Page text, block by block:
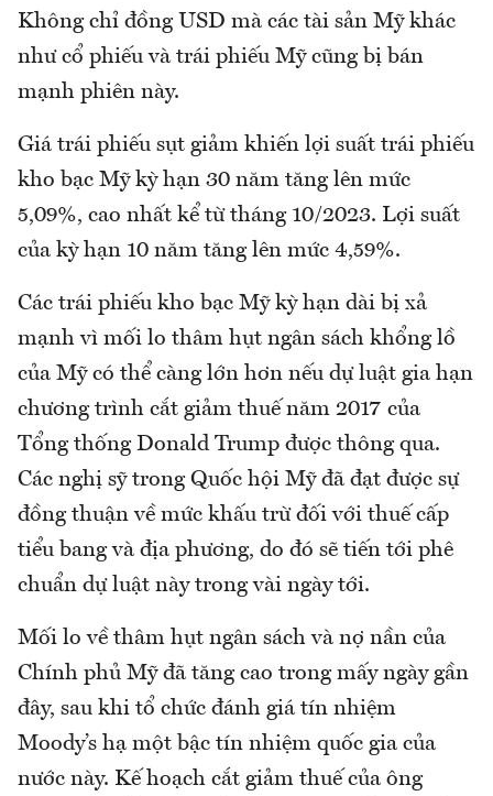
Không chỉ đồng USD mà các tài sản Mỹ khác
như cổ phiếu và trái phiếu Mỹ cũng bị bán
mạnh phiên này.
Giá trái phiếu sụt giảm khiến lợi suất trái phiếu
kho bạc Mỹ kỳ hạn 30 năm tăng lên mức
5,09%, cao nhất kể từ tháng 10/2023. Lợi suất
của kỳ hạn 10 năm tăng lên mức 4,59%.
Các trái phiếu kho bạc Mỹ kỳ hạn dài bị xả
mạnh vì mối lo thâm hụt ngân sách khổng lồ
của Mỹ có thể càng lớn hơn nếu dự luật gia hạn
chương trình cắt giảm thuế năm 2017 của
Tổng thống Donald Trump được thông qua.
Các nghị sỹ trong Quốc hội Mỹ đã đạt được sự
đồng thuận về mức khấu trừ đối với thuế cấp
tiểu bang và địa phương, do đó sẽ tiến tới phê
chuẩn dự luật này trong vài ngày tới.
Mối lo về thâm hụt ngân sách và nợ nần của
Chính phủ Mỹ đã tăng cao trong mấy ngày gần
đây, sau khi tổ chức đánh giá tín nhiệm
Moody’s hạ một bậc tín nhiệm quốc gia của
nước này. Kế hoạch cắt giảm thuế của ông